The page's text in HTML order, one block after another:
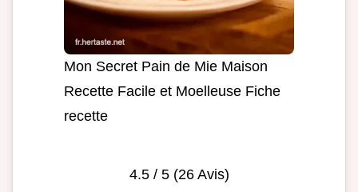
Mon Secret Pain de Mie Maison
Recette Facile et Moelleuse Fiche
recette
4.5/ 5 (26Avis)